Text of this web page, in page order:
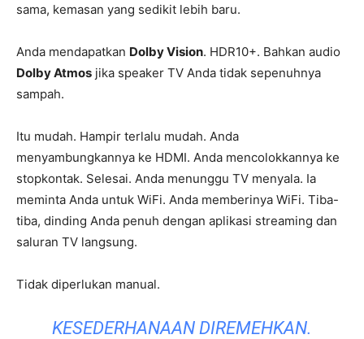
sama, kemasan yang sedikit lebih baru.
Anda mendapatkan Dolby Vision. HDR10+. Bahkan audio
Dolby Atmos jika speaker TV Anda tidak sepenuhnya
sampah.
Itu mudah. Hampir terlalu mudah. Anda
menyambungkannya ke HDMI. Anda mencolokkannya ke
stopkontak. Selesai. Anda menunggu TV menyala. Ia
meminta Anda untuk WiFi. Anda memberinya WiFi. Tiba-
tiba, dinding Anda penuh dengan aplikasi streaming dan
saluran TV langsung.
Tidak diperlukan manual.
KESEDERHANAAN DIREMEHKAN.